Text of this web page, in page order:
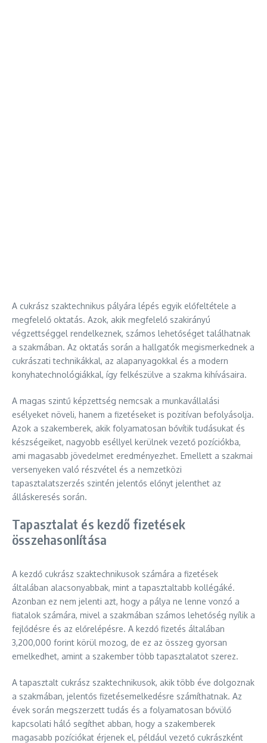
A cukrász szaktechnikus pályára lépés egyik előfeltétele a
megfelelő oktatás. Azok, akik megfelelő szakirányú
végzettséggel rendelkeznek, számos lehetőséget találhatnak
a szakmában. Az oktatás során a hallgatók megismerkednek a
cukrászati technikákkal, az alapanyagokkal és a modern
konyhatechnológiákkal, így felkészülve a szakma kihívásaira.
A magas szintű képzettség nemcsak a munkavállalási
esélyeket növeli, hanem a fizetéseket is pozitívan befolyásolja.
Azok a szakemberek, akik folyamatosan bővítik tudásukat és
készségeiket, nagyobb eséllyel kerülnek vezető pozíciókba,
ami magasabb jövedelmet eredményezhet. Emellett a szakmai
versenyeken való részvétel és a nemzetközi
tapasztalatszerzés szintén jelentős előnyt jelenthet az
álláskeresés során.
Tapasztalat és kezdő fizetések
összehasonlítása
A kezdő cukrász szaktechnikusok számára a fizetések
általában alacsonyabbak, mint a tapasztaltabb kollégáké.
Azonban ez nem jelenti azt, hogy a pálya ne lenne vonzó a
fiatalok számára, mivel a szakmában számos lehetőség nyílik a
fejlődésre és az előrelépésre. A kezdő fizetés általában
3,200,000 forint körül mozog, de ez az összeg gyorsan
emelkedhet, amint a szakember több tapasztalatot szerez.
A tapasztalt cukrász szaktechnikusok, akik több éve dolgoznak
a szakmában, jelentős fizetésemelkedésre számíthatnak. Az
évek során megszerzett tudás és a folyamatosan bővülő
kapcsolati háló segíthet abban, hogy a szakemberek
magasabb pozíciókat érjenek el, például vezető cukrászként